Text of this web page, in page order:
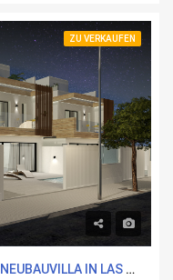
ZU VERKAUFEN
ZU VERKAUFEN 3 SCHLAFZIMMER NEUBAUVILLA IN LAS ESPERANZAS, MURCIA